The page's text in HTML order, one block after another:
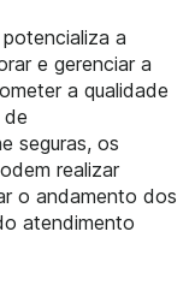
a
e gerenciar a
a qualidade
seguras, os
realizar
o andamento dos
atendimento